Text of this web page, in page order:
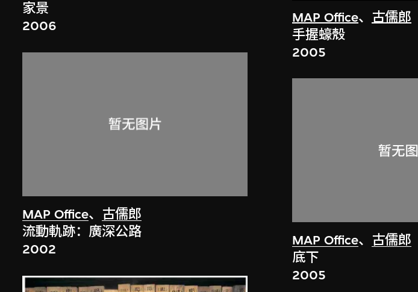
家景
2006
MAP Office、 古儒郎
流動軌跡：廣深公路
2002
MAP Office、 古儒郎
手握蠔殼
2005
MAP Office、 古儒郎
底下
2005